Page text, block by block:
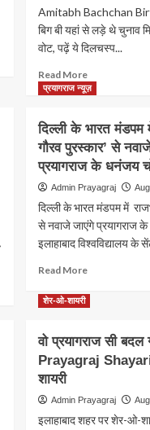
ने
की
पहल
जल्द
करेंगे
घोषणा
Amitabh Bachchan
बिग बी यहां से लड़े थे चुनाव
वोट, पढ़ें ये दिलचस्प...
Read MoreRead
more
Amitabh
Bachchan
Birthday
Special:
बी
यहां
से
लड़े
चुनाव
हजार
वोट,
ये
दिलचस्प
प्रयागराज न्यूज़
दिल्ली के भारत मंडपम
गौरव पुरस्कार’ से
प्रयागराज के धनंजय
Admin Prayagraj
दिल्ली के भारत मंडपम में
से नवाजे जाएंगे प्रयागराज
इलाहाबाद विश्वविद्यालय
Read MoreRead
भारत
मंडपम
पुरस्कार’
से
शेर-ओ-शायरी
वो प्रयागराज सी
Prayagraj Shayari
शायरी
Admin Prayagraj
इलाहाबाद शहर पर शेर-ओ-